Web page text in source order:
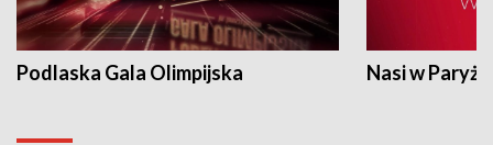
Podlaska Gala Olimpijska Nasi w Paryżu